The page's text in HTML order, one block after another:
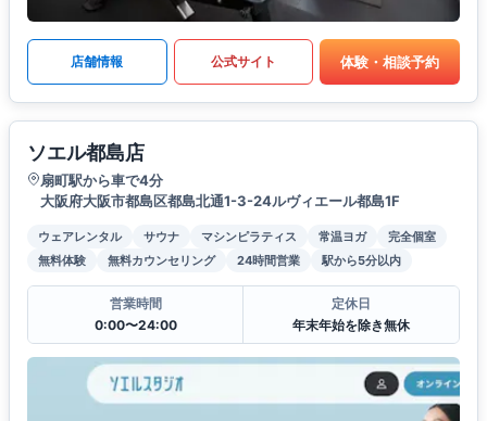
店舗情報 公式サイト 体験・相談予約
ソエル都島店
扇町駅から車で4分
大阪府大阪市都島区都島北通1-3-24ルヴィエール都島1F
ウェアレンタル サウナ マシンピラティス 常温ヨガ
完全個室
無料体験
無料カウンセリング 24時間営業 駅から5分以内
営業時間
0:00〜24:00
定休日
年末年始を除き無休